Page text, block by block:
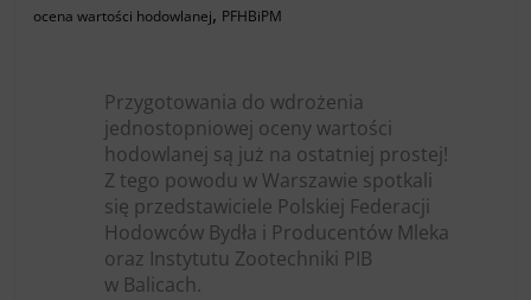
ocena wartości hodowlanej, PFHBiPM
Przygotowania do wdrożenia
jednostopniowej oceny wartości
hodowlanej są już na ostatniej prostej!
Z tego powodu w Warszawie spotkali
się przedstawiciele Polskiej Federacji
Hodowców Bydła i Producentów Mleka
oraz Instytutu Zootechniki PIB
w Balicach.